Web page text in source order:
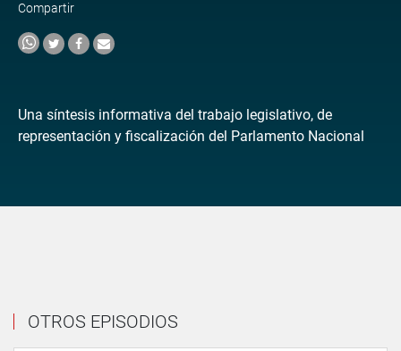
Compartir
Una síntesis informativa del trabajo legislativo, de
representación y fiscalización del Parlamento Nacional
OTROS EPISODIOS